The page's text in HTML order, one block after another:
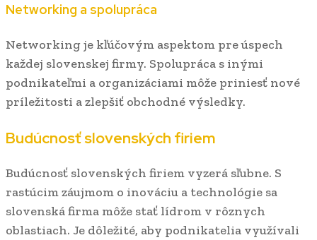
Networking a spolupráca
Networking je kľúčovým aspektom pre úspech
každej slovenskej firmy. Spolupráca s inými
podnikateľmi a organizáciami môže priniesť nové
príležitosti a zlepšiť obchodné výsledky.
Budúcnosť slovenských firiem
Budúcnosť slovenských firiem vyzerá sľubne. S
rastúcim záujmom o inováciu a technológie sa
slovenská firma môže stať lídrom v rôznych
oblastiach. Je dôležité, aby podnikatelia využívali